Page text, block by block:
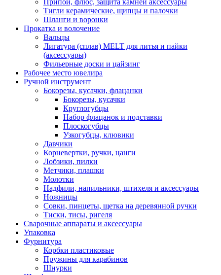
Припой, флюс, защита камней аксессуары
Тигли керамические, щипцы и палочки
Шланги и воронки
Прокатка и волочение
Вальцы
Лигатура (сплав) MELT для литья и пайки
(аксессуары)
Фильерные доски и цайзинг
Рабочее место ювелира
Ручной инструмент
Бокорезы, кусачки, флацанки
Бокорезы, кусачки
Круглогубцы
Набор флацанок и подставки
Плоскогубцы
Узкогубцы, клювики
Давчики
Корневертки, ручки, цанги
Лобзики, пилки
Метчики, плашки
Молотки
Надфили, напильники, штихеля и аксессуары
Ножницы
Совки, пинцеты, щетка на деревянной ручки
Тиски, тисы, ригеля
Сварочные аппараты и аксессуары
Упаковка
Фурнитура
Корбки пластиковые
Пружины для карабинов
Шнурки